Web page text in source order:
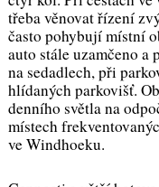
třeba věnovat řízení
často pohybují místní
auto stále uzamčeno
na sedadlech, při
hlídaných parkovišť.
denního světla na
místech
ve Windhoeku.